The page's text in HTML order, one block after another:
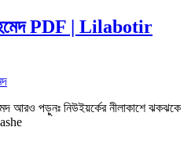
PDF | Lilabotir
আরও পড়ুনঃ নিউইয়র্কের নীলাকাশে ঝকঝকে